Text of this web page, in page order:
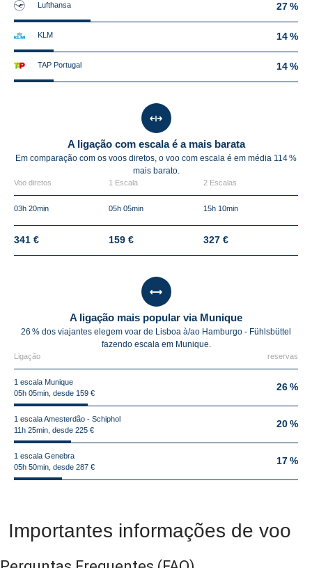
Lufthansa 27 %
KLM 14 %
TAP Portugal 14 %
A ligação com escala é a mais barata
Em comparação com os voos diretos, o voo com escala é em média 114 %
mais barato.
Voo diretos 1 Escala 2 Escalas
03h 20min 05h 05min 15h 10min
341 € 159 € 327 €
A ligação mais popular via Munique
26 % dos viajantes elegem voar de Lisboa à/ao Hamburgo - Fühlsbüttel
fazendo escala em Munique.
Ligação reservas
1 escala Munique
05h 05min, desde 159 €
26 %
1 escala Amesterdão - Schiphol
11h 25min, desde 225 €
20 %
1 escala Genebra
05h 50min, desde 287 €
17 %
Importantes informações de voo